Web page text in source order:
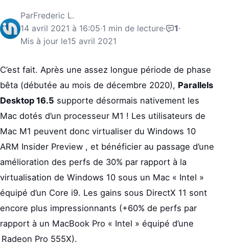
ParFrederic L.
14 avril 2021 à 16:05·1 min de lecture· 1·
Mis à jour le15 avril 2021
C’est fait. Après une assez longue période de phase
bêta (débutée au mois de décembre 2020), Parallels
Desktop 16.5 supporte désormais nativement les
Mac dotés d’un processeur M1 ! Les utilisateurs de
Mac M1 peuvent donc virtualiser du Windows 10
ARM Insider Preview , et bénéficier au passage d’une
amélioration des perfs de 30% par rapport à la
virtualisation de Windows 10 sous un Mac « Intel »
équipé d’un Core i9. Les gains sous DirectX 11 sont
encore plus impressionnants (+60% de perfs par
rapport à un MacBook Pro « Intel » équipé d’une
Radeon Pro 555X).